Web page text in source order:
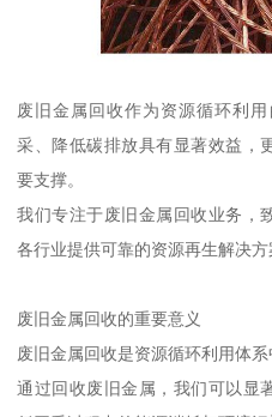
废旧金属回收作为资源循环利
采、降低碳排放具有显著效益，
要支撑。
我们专注于废旧金属回收业务，
各行业提供可靠的资源再生解决方
废旧金属回收的重要意义
废旧金属回收是资源循环利用体系
通过回收废旧金属，我们可以显